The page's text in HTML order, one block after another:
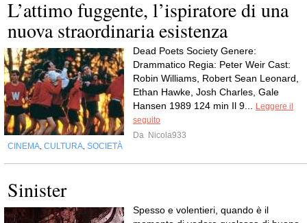
L’attimo fuggente, l’ispiratore di una
nuova straordinaria esistenza
Dead Poets Society Genere:
Drammatico Regia: Peter Weir Cast:
Robin Williams, Robert Sean Leonard,
Ethan Hawke, Josh Charles, Gale
Hansen 1989 124 min Il 9...
Leggere il
seguito
Da Nicola933
CINEMA CULTURA SOCIETÀ
Sinister
Spesso e volentieri, quando è il